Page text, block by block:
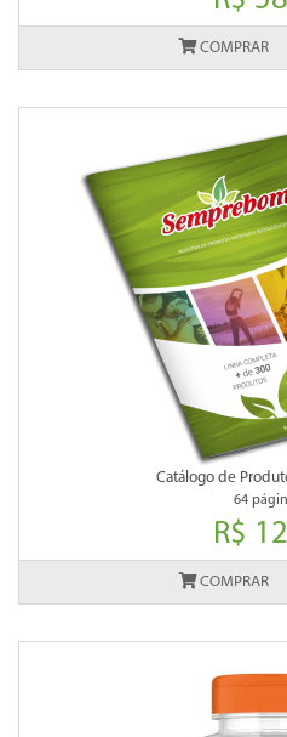
COMPRAR
Catálogo de
64
R$
COMPRAR